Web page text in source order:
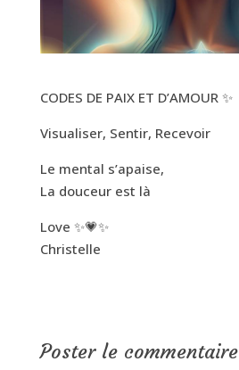
CODES DE PAIX ET D’AMOUR ✨
Visualiser, Sentir, Recevoir
Le mental s’apaise,
La douceur est là
Love ✨💗✨
Christelle
Poster le commentaire